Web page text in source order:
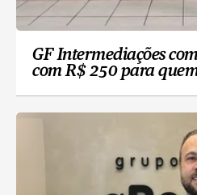
GF Intermediações
com R$ 250 para